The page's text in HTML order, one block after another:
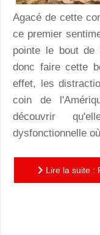
Agacé de cette
ce premier
pointe le bout de
donc faire cette
effet, les
coin de
découvrir
dysfonctionnelle
Lire la suite :